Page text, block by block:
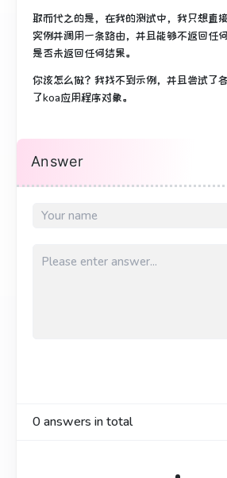
取而代之的是，在我的测试中，我只想直
实例并调用一条路由，并且能够不返回任
是否未返回任何结果。
你该怎么做？ 我找不到示例，并且尝试了
了koa应用程序对象。
Answer
0answers in total